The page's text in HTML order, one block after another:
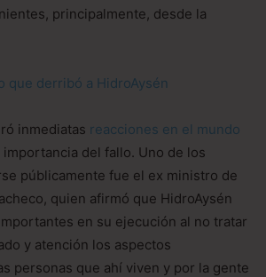
principalmente, desde la
que derribó a HidroAysén
inmediatas reacciones en el mundo
importancia del fallo. Uno de los
públicamente fue el ex ministro de
quien afirmó que HidroAysén
en su ejecución al no tratar
y atención los aspectos
personas que ahí viven y por la gente